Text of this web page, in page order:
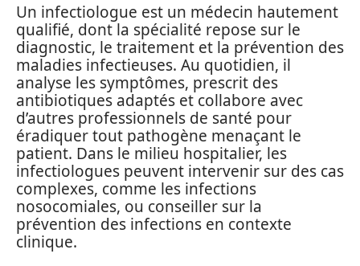
Un infectiologue est un médecin hautement
qualifié, dont la spécialité repose sur le
diagnostic, le traitement et la prévention des
maladies infectieuses. Au quotidien, il
analyse les symptômes, prescrit des
antibiotiques adaptés et collabore avec
d’autres professionnels de santé pour
éradiquer tout pathogène menaçant le
patient. Dans le milieu hospitalier, les
infectiologues peuvent intervenir sur des cas
complexes, comme les infections
nosocomiales, ou conseiller sur la
prévention des infections en contexte
clinique.